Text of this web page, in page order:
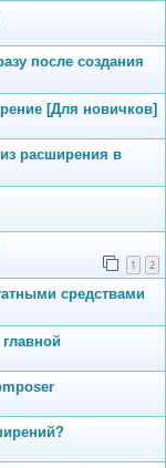
после создания
[Для новичков]
расширения в
1 2
средствами